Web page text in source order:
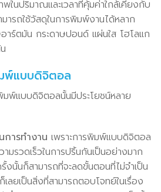
นปริมาณและเวลาที่คุ้มค่าใกล้เคียงกับ
รถใช้วัสดุในการพิมพ์งานได้หลาก
อาร์ตมัน กระดาษปอนด์ แผ่นใส โฮโลแก
พ์แบบดิจิตอล
พ์แบบดิจิตอลนั้นมีประโยชน์หลาย
การทำงาน เพราะการพิมพ์แบบดิจิตอล
มรวดเร็วในการปริ้นกันเป็นอย่างมาก
งนั้นก็สามารถที่จะลดขั้นตอนที่ไม่จำเป็น
ยเป็นสิ่งที่สามารถตอบโจทย์ในเรื่อง